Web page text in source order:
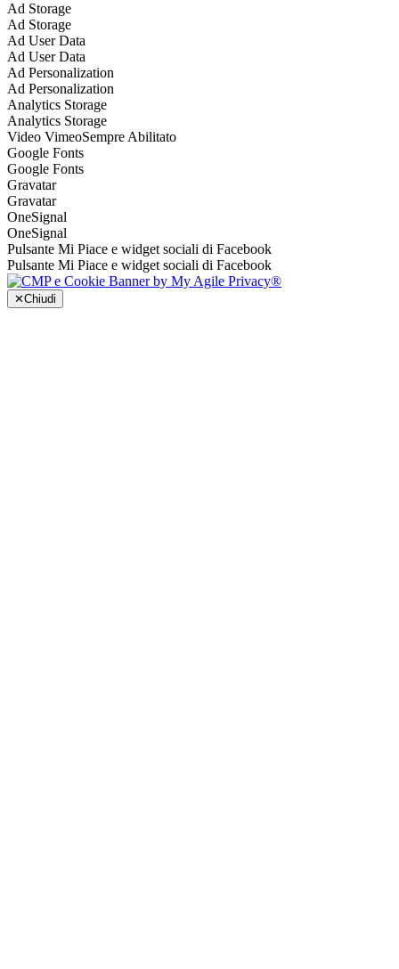
Ad Storage
Ad Storage
Ad User Data
Ad User Data
Ad Personalization
Ad Personalization
Analytics Storage
Analytics Storage
Video VimeoSempre Abilitato
Google Fonts
Google Fonts
Gravatar
Gravatar
OneSignal
OneSignal
Pulsante Mi Piace e widget sociali di Facebook
Pulsante Mi Piace e widget sociali di Facebook
✕Chiudi